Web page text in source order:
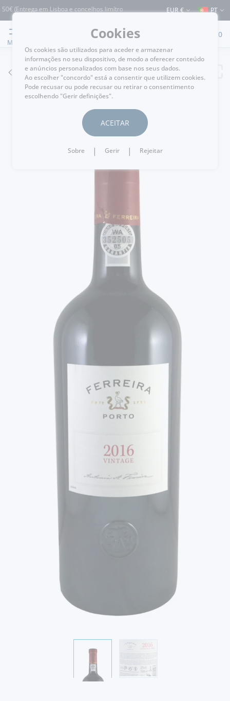
em Lisboa e concelhos limítrofes) ⚠️ Envios para Portugal e para o
EUR € PT
MENU
0
VOLTAR
Cookies
Os cookies são utilizados para aceder e armazenar
informações no seu dispositivo, de modo a oferecer conteúdo
e anúncios personalizados com base nos seus dados.
Ao escolher "concordo" está a consentir que utilizem cookies.
Pode recusar ou pode recusar ou retirar o consentimento
escolhendo "Gerir definições".
ACEITAR
Sobre | Gerir | Rejeitar